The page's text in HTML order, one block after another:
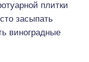
плитки
засыпать
виноградные